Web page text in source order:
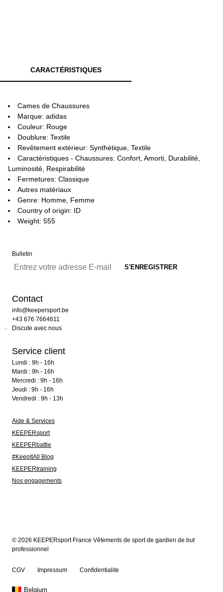
CARACTÉRISTIQUES
Cames de Chaussures
Marque: adidas
Couleur: Rouge
Doublure: Textile
Revêtement extérieur: Synthétique, Textile
Caractéristiques - Chaussures: Confort, Amorti, Durabilité,
Luminosité, Respirabilité
Fermetures: Classique
Autres matériaux
Genre: Homme, Femme
Country of origin: ID
Weight: 555
Bulletin
Contact
info@keepersport.be
+43 676 7664611
Discute avec nous
Service client
Lundi : 9h - 16h
Mardi : 9h - 16h
Mercredi : 9h - 16h
Jeudi : 9h - 16h
Vendredi : 9h - 13h
Aide & Services
KEEPERsport
KEEPERbattle
#KeepItAll Blog
KEEPERtraining
Nos engagements
© 2026 KEEPERsport France Vêtements de sport de gardien de but
professionnel
CGV Impressum Confidentialite
Belgium